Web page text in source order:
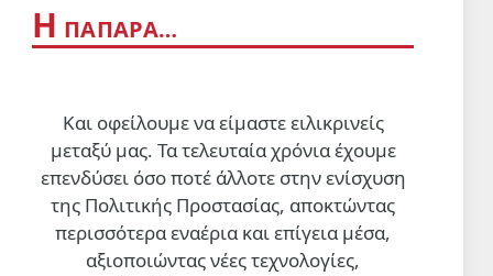
εκατοντάδες φοιτητές!
τερματισμό των απευθείας
διαπραγματεύσεων με το
Ισραήλ
6 Αυγ 2026, 18:18
ΠΟΛΙΤΙΣΜΟΣ
Εν γνώσει των συνεπειών, με
σεμνότητα και χωρίς φόβο
Η ΠΑΠΑΡΑ…
Και οφείλουμε να είμαστε ειλικρινείς
μεταξύ μας. Τα τελευταία χρόνια έχουμε
επενδύσει όσο ποτέ άλλοτε στην ενίσχυση
της Πολιτικής Προστασίας, αποκτώντας
περισσότερα εναέρια και επίγεια μέσα,
αξιοποιώντας νέες τεχνολογίες,